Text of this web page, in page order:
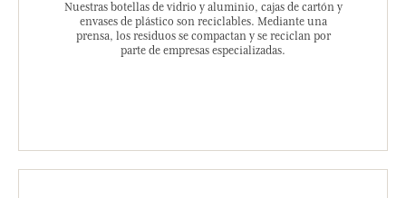
Nuestras botellas de vidrio y aluminio, cajas de cartón y
envases de plástico son reciclables. Mediante una
prensa, los residuos se compactan y se reciclan por
parte de empresas especializadas.